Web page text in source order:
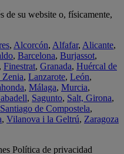
de su website o, físicamente,
, Alcorcón, Alfafar, Alicante,
, Barcelona, Burjassot,
, Finestrat, Granada, Huércal de
Zenia, Lanzarote, León,
, Málaga, Murcia,
, Sagunto, Salt, Girona,
Santiago de Compostela,
, Vilanova i la Geltrú, Zaragoza
Política de privacidad